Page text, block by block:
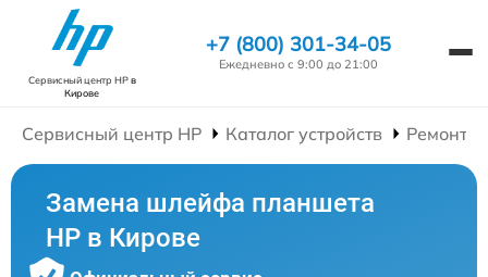
Сервисный центр HPв
Кирове
+7 (800) 301-34-05
Ежедневно с 9:00 до 21:00
Сервисный центр HP Каталог устройств Ремонт
Замена шлейфа планшета
HP в Кирове